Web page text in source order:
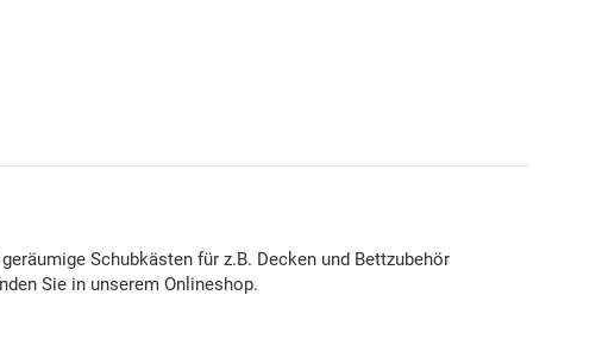
Schubkästen für z.B. Decken und Bettzubehör
Sie in unserem Onlineshop.